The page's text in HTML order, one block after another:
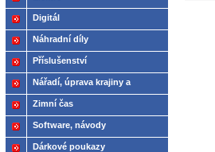
Digitál
Náhradní díly
Příslušenství
Nářadí, úprava krajiny a
modelů
Zimní čas
Software, návody
Dárkové poukazy